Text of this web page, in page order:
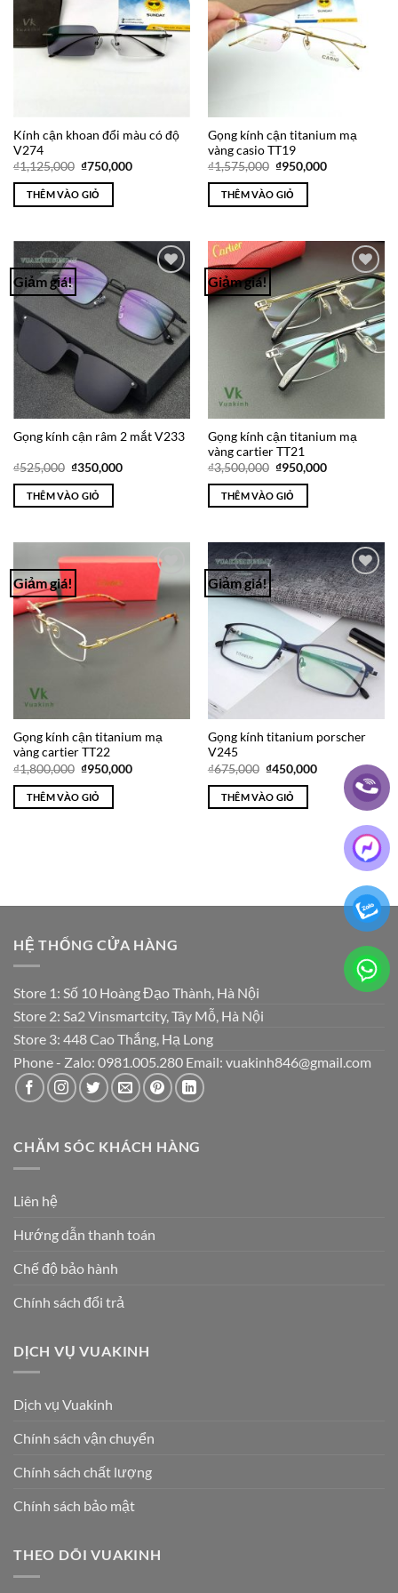
Kính cận khoan đổi màu có độ
V274
₫1,125,000 Giá
là:
₫1,125,000.
₫750,000Giá
THÊM VÀO GIỎ
Gọng kính cận titanium mạ
vàng casio TT19
₫1,575,000 Giá
là:
₫1,575,000.
₫950,000Giá
THÊM VÀO GIỎ
Giảm giá!
Wishlist
Gọng kính cận râm 2 mắt V233
₫525,000 Giá
là:
₫525,000.
₫350,000Giá
THÊM VÀO GIỎ
Giảm giá!
Add to
Wishlist
Gọng kính cận titanium mạ
vàng cartier TT21
₫3,500,000 Giá
là:
₫3,500,000.
₫950,000Giá
THÊM VÀO GIỎ
Giảm giá!
Add to
Wishlist
Gọng kính cận titanium mạ
vàng cartier TT22
₫1,800,000 Giá
là:
₫1,800,000.
₫950,000Giá
THÊM VÀO GIỎ
Giảm giá!
Add to
Wishlist
Gọng kính titanium porscher
V245
₫675,000 Giá
là:
₫675,000.
₫450,000Giá
₫450,000.
THÊM VÀO GIỎ
HỆ THỐNG CỬA HÀNG
Store 1: Số 10 Hoàng Đạo Thành, Hà Nội
Store 2: Sa2 Vinsmartcity, Tây Mỗ, Hà Nội
Store 3: 448 Cao Thắng, Hạ Long
Phone - Zalo: 0981.005.280 Email: vuakinh846@gmail.com
CHĂM SÓC KHÁCH HÀNG
Liên hệ
Hướng dẫn thanh toán
Chế độ bảo hành
Chính sách đổi trả
DỊCH VỤ VUAKINH
Dịch vụ Vuakinh
Chính sách vận chuyển
Chính sách chất lượng
Chính sách bảo mật
THEO DÕI VUAKINH